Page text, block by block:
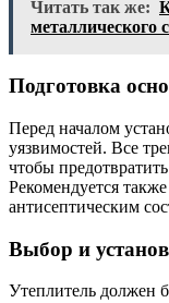
Читать так же:
металлического
Подготовка
Перед началом
уязвимостей. Все
чтобы
Рекомендуется
антисептическим
Выбор и
Утеплитель должен